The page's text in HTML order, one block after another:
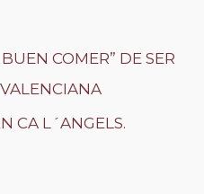
COMER” DE SER
CA L´ANGELS.